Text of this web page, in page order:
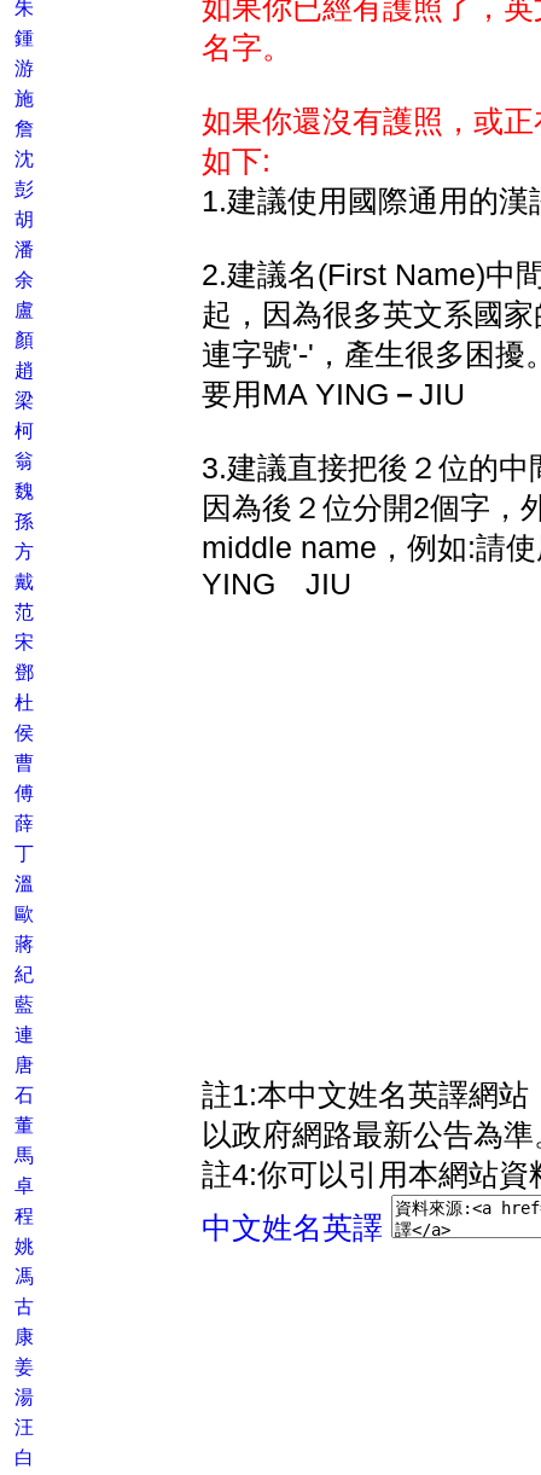
朱
鍾
游
施
詹
沈
彭
胡
潘
余
盧
顏
趙
梁
柯
翁
魏
孫
方
戴
范
宋
鄧
杜
侯
曹
傅
薛
丁
溫
歐
蔣
紀
藍
連
唐
石
董
馬
卓
程
姚
馮
古
康
姜
湯
汪
白
如果你已經有護照了，
名字。
如果你還沒有護照，或
如下:
1.建議使用國際通用的漢
2.建議名(First Name)中
起，因為很多英文系國
連字號'-'，產生很多困擾
要用MA YING －JIU
3.建議直接把後２位的
因為後２位分開2個字，
middle name，例如:請
YING JIU
註1:本中文姓名英譯網
以政府網路最新公告為準
註4:你可以引用本網站
中文姓名英譯